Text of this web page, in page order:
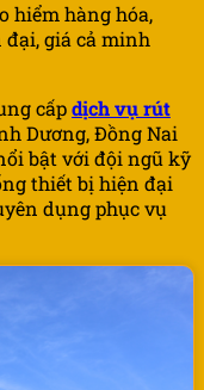
hiểm hàng hóa,
giá cả minh
cấpdịch vụ rút
Dương, Đồng Nai
bật với đội ngũ kỹ
thiết bị hiện đại
dụng phục vụ